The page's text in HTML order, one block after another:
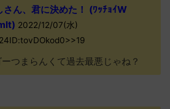
ん、君に決めた！ (ﾜｯﾁｮｲW
2022/12/07(水)
つまらんくて過去最悪じゃね？